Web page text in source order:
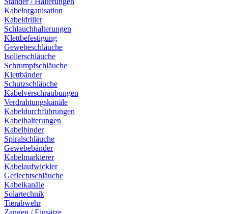
Kabelorganisation
Kabeldriller
Schlauchhalterungen
Klettbefestigung
Gewebeschläuche
Isolierschläuche
Schrumpfschläuche
Klettbänder
Schutzschläuche
Kabelverschraubungen
Verdrahtungskanäle
Kabeldurchführungen
Kabelhalterungen
Kabelbinder
Spiralschläuche
Gewebebänder
Kabelmarkierer
Kabelaufwickler
Geflechtschläuche
Kabelkanäle
Solartechnik
Tierabwehr
Zangen / Einsätze